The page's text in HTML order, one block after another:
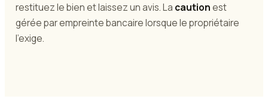
restituez le bien et laissez un avis. La cautionest
gérée par empreinte bancaire lorsque le propriétaire
l'exige.